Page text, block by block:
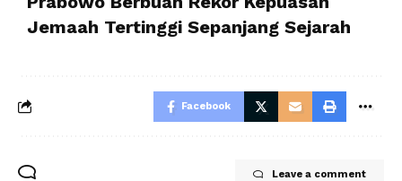
Jemaah Tertinggi Sepanjang Sejarah
Facebook
Leave a comment